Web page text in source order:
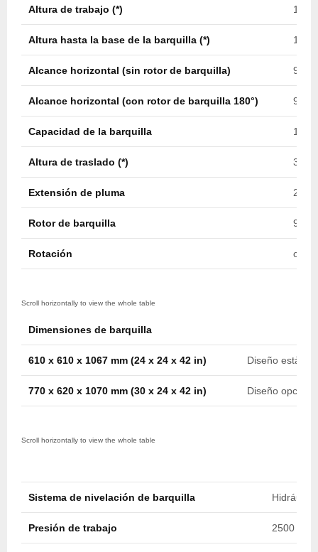
Altura de trabajo (*) 13,9
Altura hasta la base de la barquilla (*) 12,4
Alcance horizontal (sin rotor de barquilla) 9,0
Alcance horizontal (con rotor de barquilla 180°) 9,3
Capacidad de la barquilla 182
Altura de traslado (*) 3,3
Extensión de pluma 2,5
Rotor de barquilla 90º /
Rotación
Dimensiones de barquilla
610 x 610 x 1067 mm (24 x 24 x 42 in) Diseño
770 x 620 x 1070 mm (30 x 24 x 42 in) Diseño
Sistema de nivelación de barquilla Hidráulico
Presión de trabajo 2500 psi